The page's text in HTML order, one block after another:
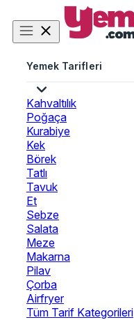
Yemek Tarifleri
Kahvaltılık
Poğaça
Kurabiye
Kek
Börek
Tatlı
Tavuk
Et
Sebze
Salata
Meze
Makarna
Pilav
Çorba
Airfryer
Tüm Tarif Kategorileri